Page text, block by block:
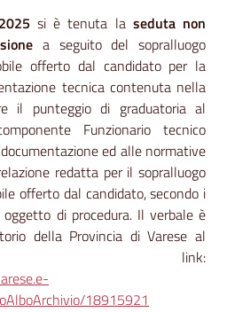
si è tenuta la seduta non
a seguito del sopralluogo
offerto dal candidato per la
tecnica contenuta nella
il punteggio di graduatoria al
Funzionario tecnico
ed alle normative
redatta per il sopralluogo
offerto dal candidato, secondo i
di procedura. Il verbale è
della Provincia di Varese al
link:
18915921